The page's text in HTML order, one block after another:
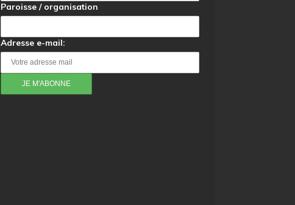
Paroisse / organisation
Adresse e-mail: